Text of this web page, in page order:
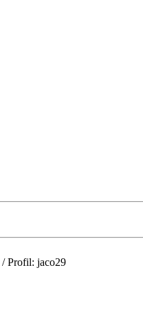
/Profil: jaco29